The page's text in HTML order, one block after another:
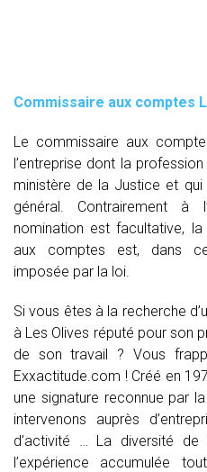
Commissaire aux comptes
Le commissaire aux
l’entreprise dont la
ministère de la Justice et qui
général. Contrairement à
nomination est facultative,
aux comptes est, dans
imposée par la loi.
Si vous êtes à la recherche
à Les Olives réputé pour son
de son travail ? Vous
Exxactitude.com ! Créé en
une signature reconnue par
intervenons auprès
d’activité … La diversité
l’expérience accumulée